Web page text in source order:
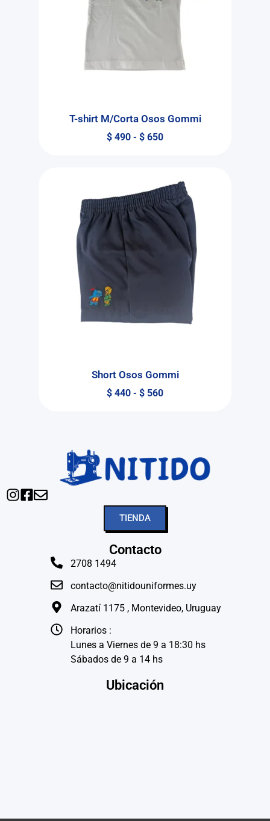
T-shirt M/Corta Osos Gommi
$ 490 - $ 650
Short Osos Gommi
$ 440 - $ 560
TIENDA
Contacto
2708 1494
contacto@nitidouniformes.uy
Arazatí 1175 , Montevideo, Uruguay
Horarios :
Lunes a Viernes de 9 a 18:30 hs
Sábados de 9 a 14 hs
Ubicación